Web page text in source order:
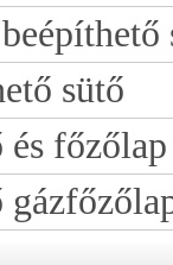
sütő